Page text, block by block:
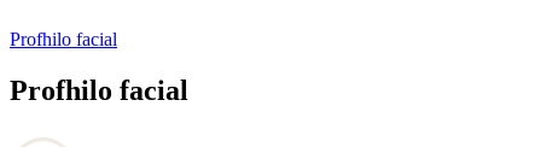
Profhilo facial
Profhilo facial